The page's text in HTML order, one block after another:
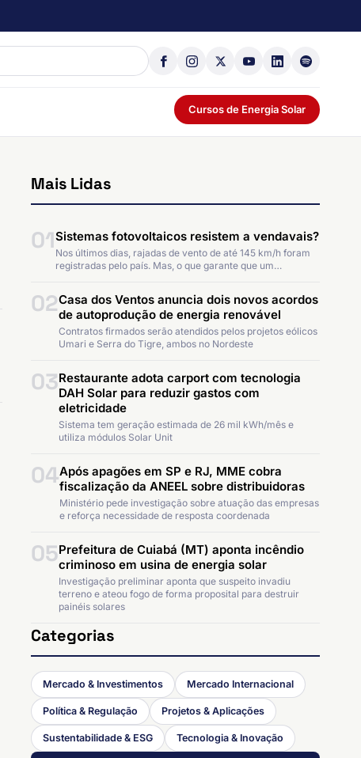
Cursos de Energia Solar
Mais Lidas
01Sistemas fotovoltaicos resistem a vendavais?
Nos últimos dias, rajadas de vento de até 145 km/h foram
registradas pelo país. Mas, o que garante que um…
02Casa dos Ventos anuncia dois novos acordos
de autoprodução de energia renovável
Contratos firmados serão atendidos pelos projetos eólicos
Umari e Serra do Tigre, ambos no Nordeste
03Restaurante adota carport com tecnologia
DAH Solar para reduzir gastos com
eletricidade
Sistema tem geração estimada de 26 mil kWh/mês e
utiliza módulos Solar Unit
04Após apagões em SP e RJ, MME cobra
fiscalização da ANEEL sobre distribuidoras
Ministério pede investigação sobre atuação das empresas
e reforça necessidade de resposta coordenada
05Prefeitura de Cuiabá (MT) aponta incêndio
criminoso em usina de energia solar
Investigação preliminar aponta que suspeito invadiu
terreno e ateou fogo de forma proposital para destruir
painéis solares
Categorias
Mercado & Investimentos Mercado Internacional
Política & Regulação Projetos & Aplicações
Sustentabilidade & ESG Tecnologia & Inovação